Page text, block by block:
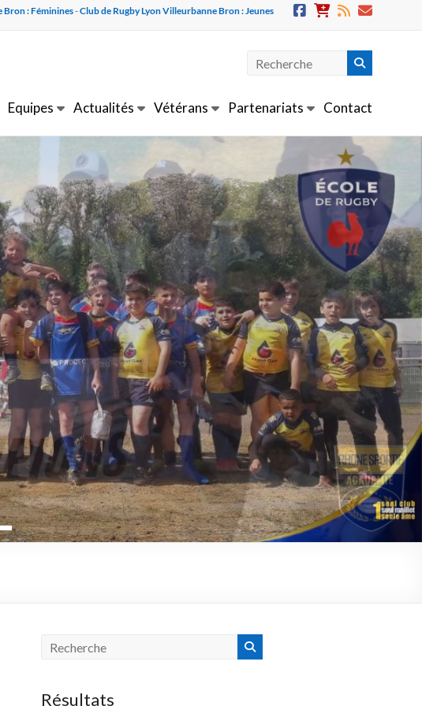
Bron : Féminines-Club de Rugby Lyon Villeurbanne Bron : Jeunes
Equipes Actualités Vétérans Partenariats Contact
Résultats